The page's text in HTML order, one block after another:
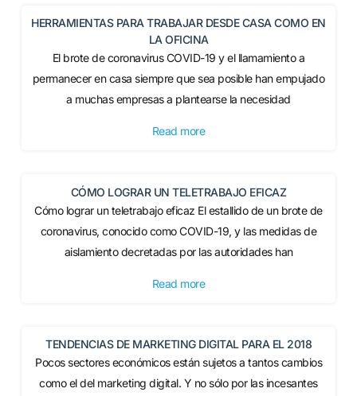
HERRAMIENTAS PARA TRABAJAR DESDE CASA COMO EN
LA OFICINA
El brote de coronavirus COVID-19 y el llamamiento a
permanecer en casa siempre que sea posible han empujado
a muchas empresas a plantearse la necesidad
Read more
CÓMO LOGRAR UN TELETRABAJO EFICAZ
Cómo lograr un teletrabajo eficaz El estallido de un brote de
coronavirus, conocido como COVID-19, y las medidas de
aislamiento decretadas por las autoridades han
Read more
TENDENCIAS DE MARKETING DIGITAL PARA EL 2018
Pocos sectores económicos están sujetos a tantos cambios
como el del marketing digital. Y no sólo por las incesantes